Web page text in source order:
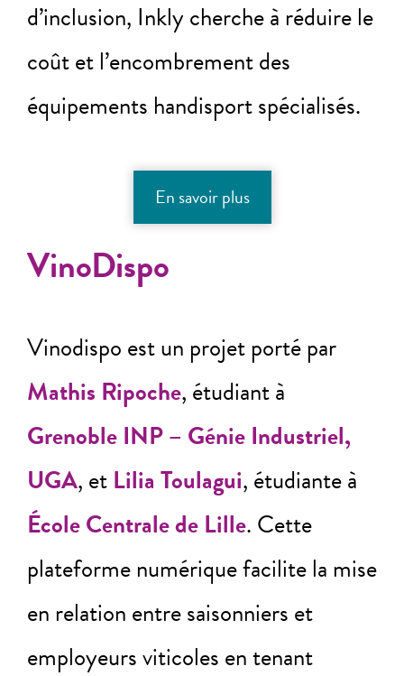
d’inclusion, Inkly cherche à réduire le
coût et l’encombrement des
équipements handisport spécialisés.
En savoir plus
VinoDispo
Vinodispo est un projet porté par
Mathis Ripoche, étudiant à
Grenoble INP – Génie Industriel,
UGA, et Lilia Toulagui, étudiante à
École Centrale de Lille. Cette
plateforme numérique facilite la mise
en relation entre saisonniers et
employeurs viticoles en tenant